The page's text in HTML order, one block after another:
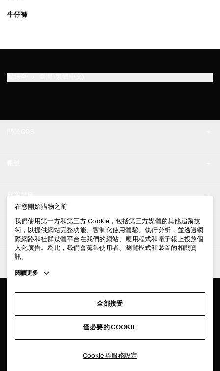
牛仔褲
門市資訊
登入 / 註冊
聯絡我們
配送說明
付款說明
退貨及退款說明
常見問題
法律資訊
隱私權政策
條款與細則
追蹤COS
TIKTOK
在您開始購物之前
我們使用第一方和第三方 Cookie，包括第三方媒體的其他追蹤技
術，以提供網站完整功能、客制化使用體驗、執行分析，並透過網
際網路和社群媒體平台在我們的網站、應用程式和電子報上投放個
人化廣告。為此，我們會蒐集使用者、瀏覽模式和裝置的相關資
訊。
Toggle
閱讀更多
全部接受
僅必要的 COOKIE
Cookie 與服務設定